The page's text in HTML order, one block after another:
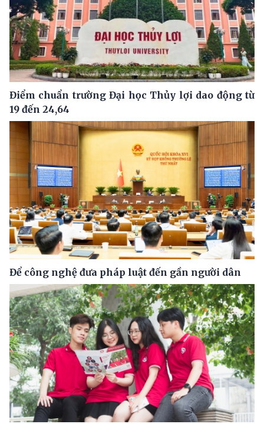
Điểm chuẩn trường Đại học Thủy lợi dao động từ
19 đến 24,64
Để công nghệ đưa pháp luật đến gần người dân